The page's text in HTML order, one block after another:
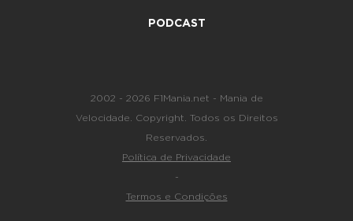
PODCAST
2002 - 2026 F1Mania.net - Mania de
Velocidade. Copyright. Todos os Direitos
Reservados.
Política de Privacidade
-
Termos e Condições